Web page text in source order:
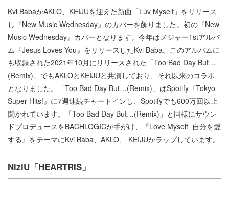
Kvi BabaがAKLO、KEIJUを迎えた新曲「Luv Myself」をリリース
し『New Music Wednesday』のカバーを飾りました。初の『New
Music Wednesday』カバーとなります。今年はメジャー1stアルバ
ム『Jesus Loves You』をリリースしたKvi Baba。このアルバムに
も収録された2021年10月にリリースされた「Too Bad Day But…
(Remix)」でもAKLOとKEIJUと共演しており、それ以来のコラボ
となりました。「Too Bad Day But…(Remix)」はSpotify『Tokyo
Super Hits!』に7週連続チャートインし、Spotifyでも600万回以上
聞かれています。「Too Bad Day But…(Remix)」と同様にサウン
ドプロデュースをBACHLOGICが手がけ、『Love Myself=自分を愛
する』をテーマにKvi Baba、AKLO、 KEIJUがラップしています。
NiziU「HEARTRIS」